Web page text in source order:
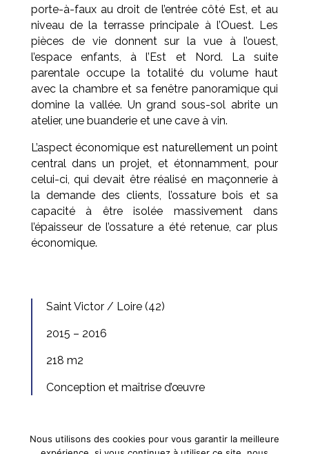
porte-à-faux au droit de l’entrée côté Est, et au
niveau de la terrasse principale à l’Ouest. Les
pièces de vie donnent sur la vue à l’ouest,
l’espace enfants, à l’Est et Nord. La suite
parentale occupe la totalité du volume haut
avec la chambre et sa fenêtre panoramique qui
domine la vallée. Un grand sous-sol abrite un
atelier, une buanderie et une cave à vin.
L’aspect économique est naturellement un point
central dans un projet, et étonnamment, pour
celui-ci, qui devait être réalisé en maçonnerie à
la demande des clients, l’ossature bois et sa
capacité à être isolée massivement dans
l’épaisseur de l’ossature a été retenue, car plus
économique.
Saint Victor / Loire (42)
2015 – 2016
218 m2
Conception et maîtrise d’œuvre
Nous utilisons des cookies pour vous garantir la meilleure